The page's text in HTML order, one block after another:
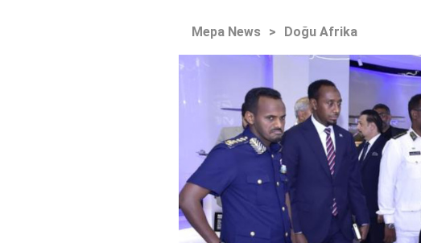
Mepa News > Doğu Afrika